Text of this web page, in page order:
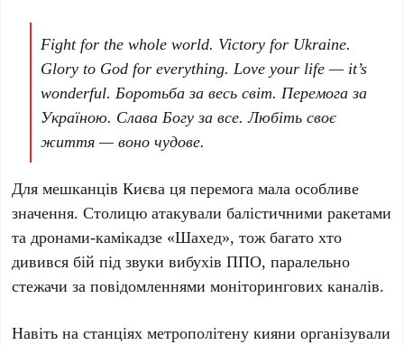
Fight for the whole world. Victory for Ukraine.
Glory to God for everything. Love your life — it’s
wonderful. Боротьба за весь світ. Перемога за
Україною. Слава Богу за все. Любіть своє
життя — воно чудове.
Для мешканцівКиєва ця перемога мала особливе
значення. Столицю атакували балістичними ракетами
та дронами-камікадзе «Шахед», тож багато хто
дивився бій під звуки вибухів ППО, паралельно
стежачи за повідомленнями моніторингових каналів.
Навіть на станціях метрополітену кияни організували